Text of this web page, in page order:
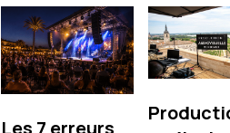
Les 7 erreurs